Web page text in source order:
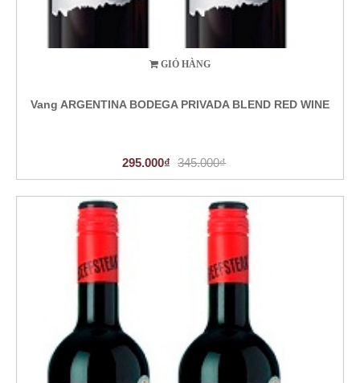
GIỎ HÀNG
Vang ARGENTINA BODEGA PRIVADA BLEND RED WINE
295.000₫ 345.000₫